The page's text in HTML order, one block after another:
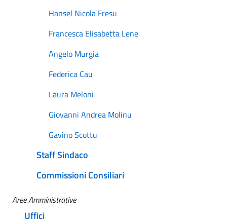
Hansel Nicola Fresu
Francesca Elisabetta Lene
Angelo Murgia
Federica Cau
Laura Meloni
Giovanni Andrea Molinu
Gavino Scottu
Staff Sindaco
Commissioni Consiliari
Aree Amministrative
Uffici